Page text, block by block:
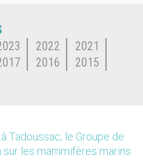
2022
2021
2016
2015
Tadoussac, le Groupe de
sur les mammifères marins